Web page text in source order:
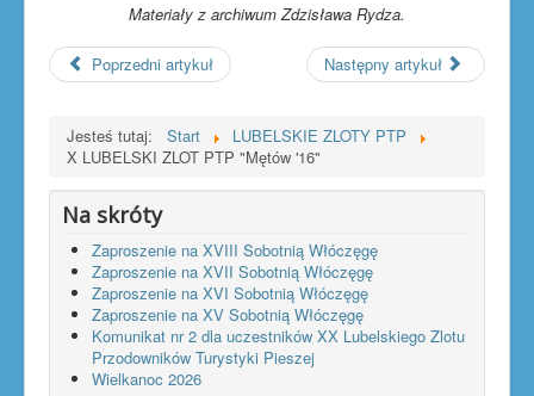
Materiały z archiwum Zdzisława Rydza.
Poprzedni artykuł Następny artykuł
Jesteś tutaj: Start
LUBELSKIE ZLOTY PTP
X LUBELSKI ZLOT PTP "Mętów '16"
Na skróty
Zaproszenie na XVIII Sobotnią Włóczęgę
Zaproszenie na XVII Sobotnią Włóczęgę
Zaproszenie na XVI Sobotnią Włóczęgę
Zaproszenie na XV Sobotnią Włóczęgę
Komunikat nr 2 dla uczestników XX Lubelskiego Zlotu
Przodowników Turystyki Pieszej
Wielkanoc 2026